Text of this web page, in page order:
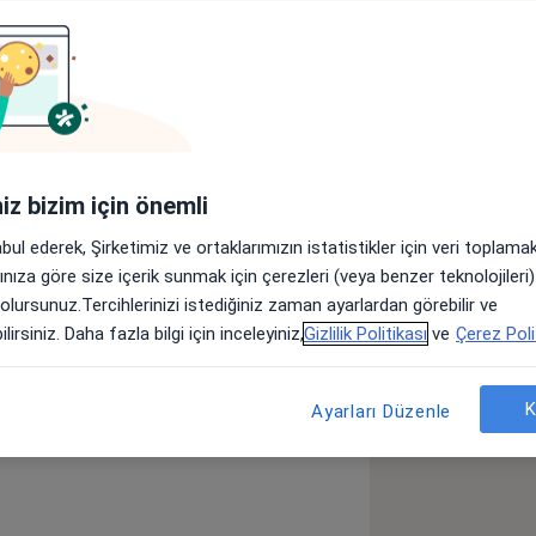
Kurul): İngilizce [ 90 puan ]
yapışıklıkların önlenmesinde
yeri 1992-İstanbul Tıp Fakültesi
Stimulating Faktör (GM-CSF)
bizim için önemli
ederek, Şirketimiz ve ortaklarımızın istatistikler için veri
göre size içerik sunmak için çerezleri (veya benzer
istediğiniz zaman ayarlardan görebilir ve
Daha fazla bilgi için inceleyiniz,Gizlilik Politikası ve Çerez
Ayarları Düzenle